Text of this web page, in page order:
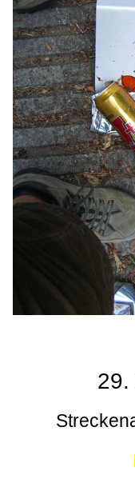
29.